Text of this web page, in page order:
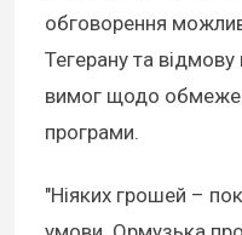
обговорення
Тегерану та
вимог щодо
програми.
"Ніяких грошей –